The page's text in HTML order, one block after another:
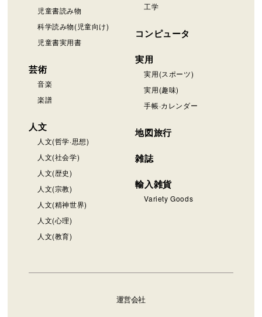
児童書読み物
科学読み物(児童向け)
児童書実用書
芸術
音楽
楽譜
人文
人文(哲学·思想)
人文(社会学)
人文(歴史)
人文(宗教)
人文(精神世界)
人文(心理)
人文(教育)
工学
コンピュータ
実用
実用(スポーツ)
実用(趣味)
手帳·カレンダー
地図旅行
雑誌
輸入雑貨
Variety Goods
運営会社